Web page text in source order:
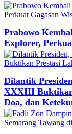
Prabowo
Explorer,
Dilantik
XXXIII
Doa, dan